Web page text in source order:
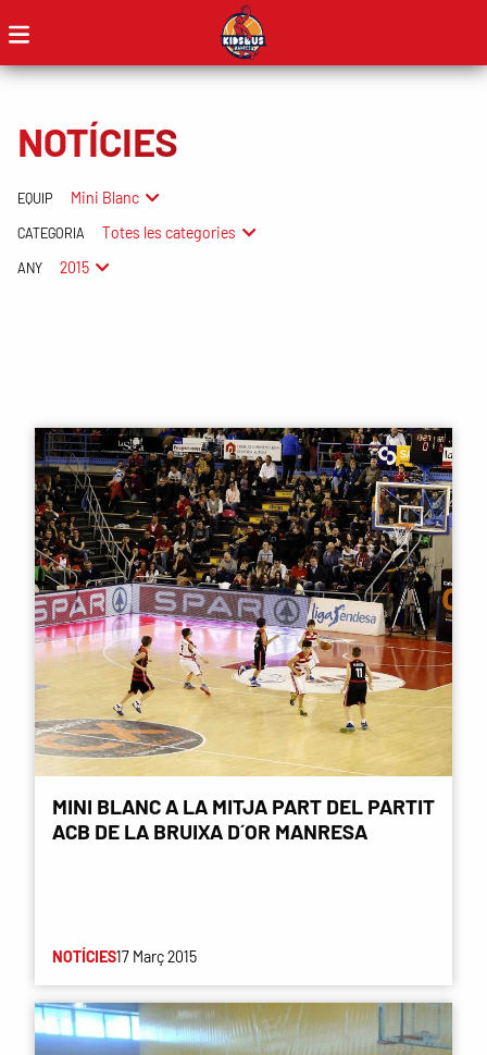
NOTÍCIES
EQUIP Mini Blanc
CATEGORIA Totes les categories
ANY 2015
MINI BLANC A LA MITJA PART DEL PARTIT
ACB DE LA BRUIXA D´OR MANRESA
NOTÍCIES17 Març 2015